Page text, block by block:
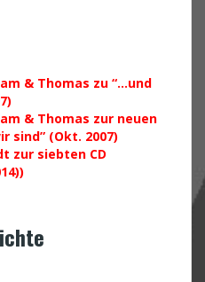
& Thomas zu “…und
& Thomas zur neuen
sind” (Okt. 2007)
zur siebten CD